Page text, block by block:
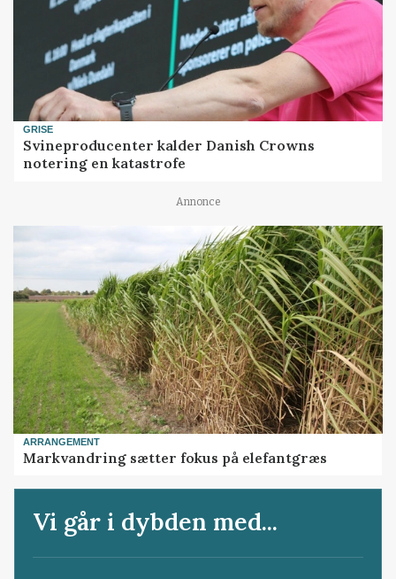
GRISE
Svineproducenter kalder Danish Crowns
notering en katastrofe
Annonce
ARRANGEMENT
Markvandring sætter fokus på elefantgræs
Vi går i dybden med...